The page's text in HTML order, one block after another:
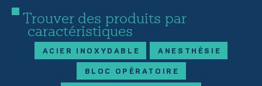
Trouver des produits par
caractéristiques
ACIER INOXYDABLE ANESTHÉSIE
BLOC OPÉRATOIRE